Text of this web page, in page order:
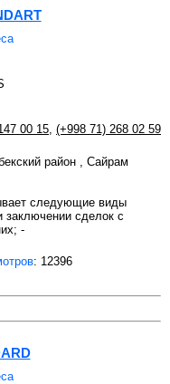
00 15, (+998 71) 268 02 59
район , Сайрам
следующие виды
заключении сделок с
-
: 12396